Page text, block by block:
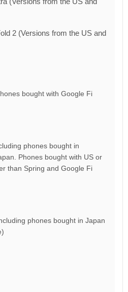
2 (Versions from the US and
bought with Google Fi
phones bought in
Phones bought with US or
than Spring and Google Fi
phones bought in Japan